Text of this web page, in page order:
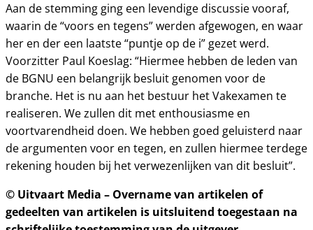
Aan de stemming ging een levendige discussie vooraf,
waarin de “voors en tegens” werden afgewogen, en waar
her en der een laatste “puntje op de i” gezet werd.
Voorzitter Paul Koeslag: “Hiermee hebben de leden van
de BGNU een belangrijk besluit genomen voor de
branche. Het is nu aan het bestuur het Vakexamen te
realiseren. We zullen dit met enthousiasme en
voortvarendheid doen. We hebben goed geluisterd naar
de argumenten voor en tegen, en zullen hiermee terdege
rekening houden bij het verwezenlijken van dit besluit”.
© Uitvaart Media – Overname van artikelen of
gedeelten van artikelen is uitsluitend toegestaan na